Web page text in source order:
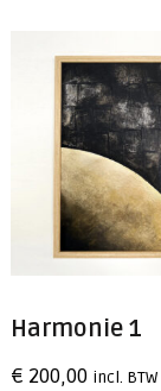
Harmonie 1
€ 200,00 incl. BTW